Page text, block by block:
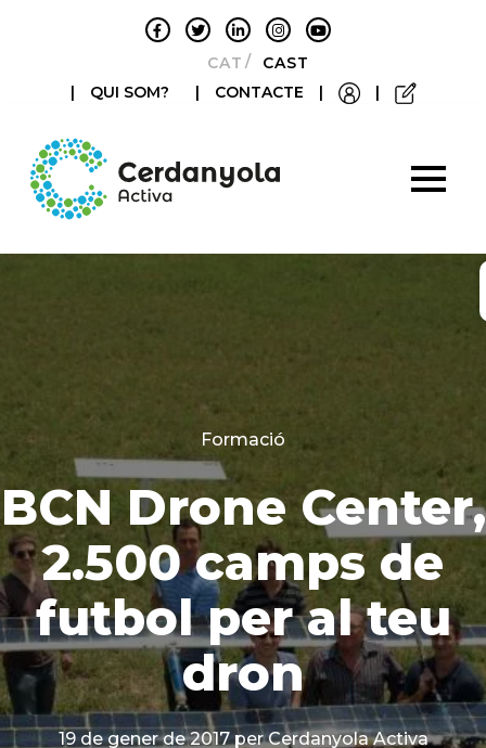
CATALÀCASTELLANO
|
QUI SOM? | CONTACTE | |
Categories
Formació
BCN Drone Center,
2.500 camps de
futbol per al teu
dron
19 de gener de 2017 per Cerdanyola Activa